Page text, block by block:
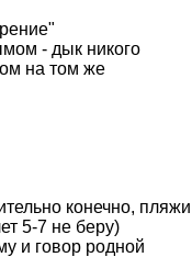
- дык никого
на том же
конечно, пляжи
5-7 не беру)
и говор родной